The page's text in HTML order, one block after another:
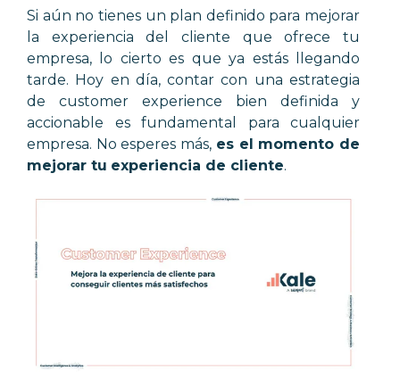
Si aún no tienes un plan definido para mejorar
la experiencia del cliente que ofrece tu
empresa, lo cierto es que ya estás llegando
tarde. Hoy en día, contar con una estrategia
de customer experience bien definida y
accionable es fundamental para cualquier
empresa. No esperes más, es el momento de
mejorar tu experiencia de cliente.